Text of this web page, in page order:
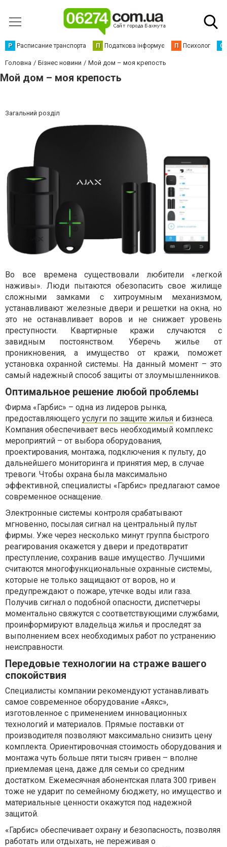
Р Расписание транспорта П Податкова інформує П Психолог С
Головна Бізнес новини Мой дом – моя крепость
Мой дом – моя крепость
Загальний розділ
Во все времена существовали любители «легкой
наживы». Люди пытаются обезопасить свое жилище
сложными замками с хитроумным механизмом,
устанавливают железные двери и решетки на окна, но
это не останавливает воров и не снижает уровень
преступности. Квартирные кражи случаются с
завидным постоянством. Уберечь жилье от
проникновения, а имущество от кражи, поможет
установка охранной системы. На данный момент – это
самый надежный способ защиты от злоумышленников.
Оптимальное решение любой проблемы
Фирма «Гарбис» – одна из лидеров рынка,
предоставляющего услуги по защите жилья и бизнеса.
Компания обеспечивает весь необходимый комплекс
мероприятий – от выбора оборудования,
проектирования, монтажа, подключения к пульту, до
дальнейшего мониторинга и принятия мер, в случае
тревоги. Чтобы охрана была максимально
эффективной, специалисты «Гарбис» предлагают самое
современное оснащение.
Электронные системы контроля срабатывают
мгновенно, посылая сигнал на центральный пульт
фирмы. Уже через несколько минут группа быстрого
реагирования окажется у двери и предотвратит
преступление, сохранив ваше имущество. Лучшими
считаются многофункциональные охранные системы,
которые не только защищают от воров, но и
предупреждают о пожаре, утечке воды или газа.
Получив сигнал о подобной опасности, диспетчеры
моментально свяжутся с соответствующими службами,
проинформируют владельца жилья и проследят за
выполнением всех необходимых работ по устранению
неисправности.
Передовые технологии на страже вашего
спокойствия
Специалисты компании рекомендуют устанавливать
самое современное оборудование «Аякс»,
изготовленное с применением инновационных
технологий и материалов. Прямые поставки от
производителя позволяют максимально снизить цену
комплекта. Ориентировочная стоимость оборудования и
монтажа чуть больше пяти тысяч гривен – вполне
приемлемая цена, даже для семьи со средним
достатком. Ежемесячная абонентская плата 300 гривен
тоже не ударит по семейному бюджету, но имущество и
материальные ценности окажутся под надежной
защитой.
«Гарбис» обеспечивает охрану и безопасность, позволяя
работать или отдыхать, не переживая о